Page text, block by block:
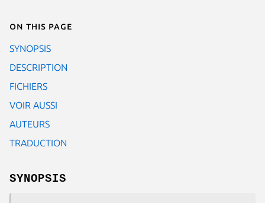
On this page
SYNOPSIS
DESCRIPTION
FICHIERS
VOIR AUSSI
AUTEURS
TRADUCTION
SYNOPSIS